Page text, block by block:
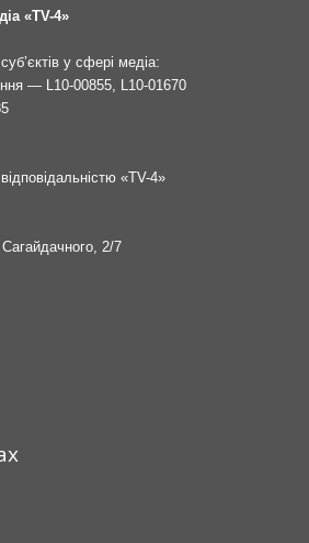
«TV-4»
у сфері медіа:
— L10-00855, L10-01670
«TV-4»
2/7